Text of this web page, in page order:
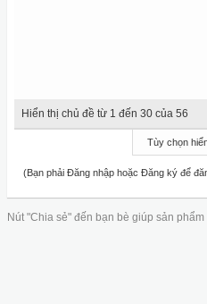
Hiển thị chủ đề từ 1 đến 30 của 56
Tùy chọn
(Bạn phải Đăng nhập hoặc Đăng ký để
Nút "Chia sẻ" đến bạn bè giúp sản